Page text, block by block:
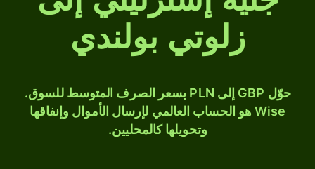
زلوتي بولندي
حوّل GBP إلى PLN بسعر الصرف المتوسط للسوق.
Wise هو الحساب العالمي لإرسال الأموال وإنفاقها
وتحويلها كالمحليين.